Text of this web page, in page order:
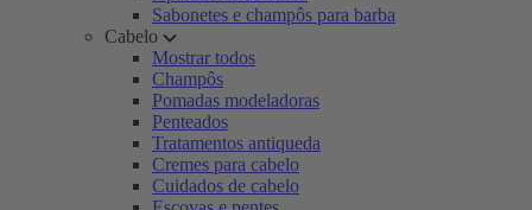
Sabonetes e champôs para barba
Cabelo
Mostrar todos
Champôs
Pomadas modeladoras
Penteados
Tratamentos antiqueda
Cremes para cabelo
Cuidados de cabelo